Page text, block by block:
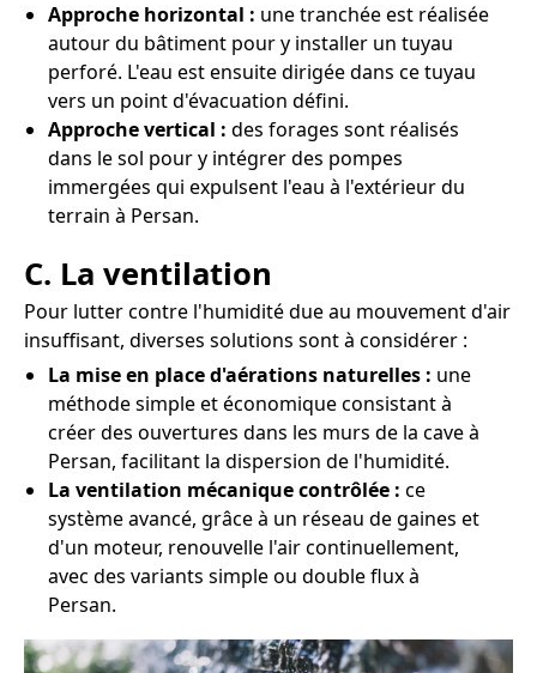
Approche horizontal : une tranchée est réalisée
autour du bâtiment pour y installer un tuyau
perforé. L'eau est ensuite dirigée dans ce tuyau
vers un point d'évacuation défini.
Approche vertical : des forages sont réalisés
dans le sol pour y intégrer des pompes
immergées qui expulsent l'eau à l'extérieur du
terrain à Persan.
C. La ventilation
Pour lutter contre l'humidité due au mouvement d'air
insuffisant, diverses solutions sont à considérer :
La mise en place d'aérations naturelles : une
méthode simple et économique consistant à
créer des ouvertures dans les murs de la cave à
Persan, facilitant la dispersion de l'humidité.
La ventilation mécanique contrôlée : ce
système avancé, grâce à un réseau de gaines et
d'un moteur, renouvelle l'air continuellement,
avec des variants simple ou double flux à
Persan.